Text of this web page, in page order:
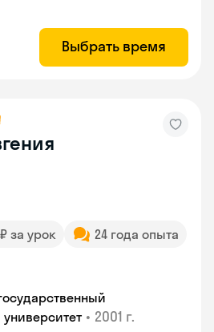
Выбрать время
за урок
24 года опыта
• 2001 г.